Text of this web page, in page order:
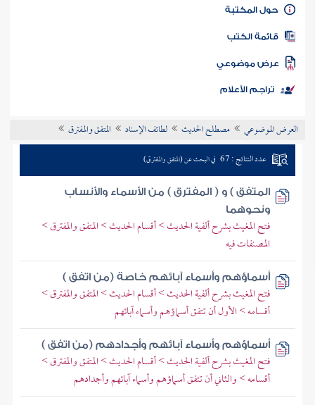
كتاب الأمة
المكتبة
الكتب
موضوعي
تراجم الأعلام
العرض الموضوعي مصطلح الحديث لطائف الإسناد المتفق والمفترق
عدد النتائج : 67 في البحث عن (المتفق والمفترق)
المتفق ) و ( المفترق ) من الأسماء والأنساب
ونحوهما
فتح المغيث بشرح ألفية الحديث > أقسام الحديث > المتفق والمفترق >
المصنفات فيه
أسماؤهم وأسماء آبائهم خاصة (من اتفق )
فتح المغيث بشرح ألفية الحديث > أقسام الحديث > المتفق والمفترق >
أقسامه > الأول أن تتفق أسماؤهم وأسماء آبائهم
أسماؤهم وأسماء آبائهم وأجدادهم (من اتفق )
فتح المغيث بشرح ألفية الحديث > أقسام الحديث > المتفق والمفترق >
أقسامه > والثاني أن تتفق أسماؤهم وأسماء آبائهم وأجدادهم